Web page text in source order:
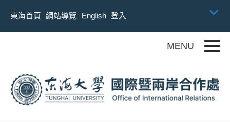
東海首頁
網站導覽 English 登入